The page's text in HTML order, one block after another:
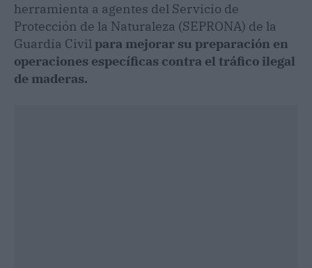
herramienta a agentes del Servicio de
Protección de la Naturaleza (SEPRONA) de la
Guardia Civilpara mejorar su preparación en
operaciones específicas contra el tráfico ilegal
de maderas.